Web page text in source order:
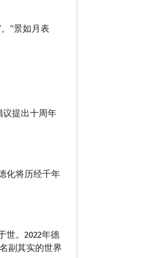
”景如月表
议提出十周年
化将历经千年
世。2022年德
副其实的世界